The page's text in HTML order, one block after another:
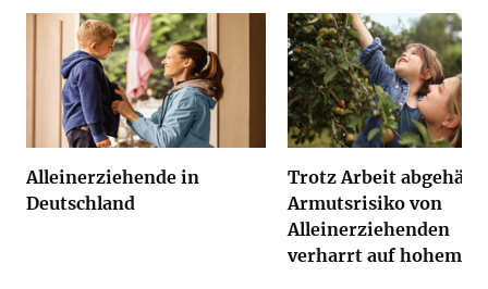
Alleinerziehende in
Deutschland
Trotz Arbeit
Armutsrisiko von
Alleinerziehenden
verharrt auf hohem